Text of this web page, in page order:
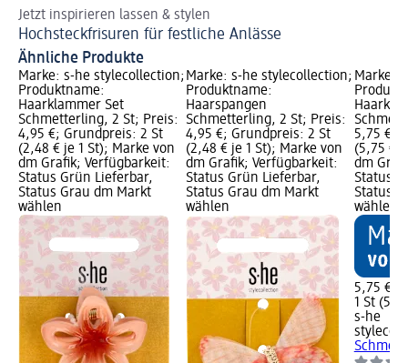
Jetzt inspirieren lassen & stylen
Hochsteckfrisuren für festliche Anlässe
Ähnliche Produkte
Marke: s-he stylecollection;
Produktname:
Haarklammer Set
Schmetterling, 2 St; Preis:
4,95 €; Grundpreis: 2 St
(2,48 € je 1 St); Marke von
dm Grafik; Verfügbarkeit:
Status Grün Lieferbar,
Status Grau dm Markt
wählen
Marke: s-he stylecollection;
Produktname:
Haarspangen
Schmetterling, 2 St; Preis:
4,95 €; Grundpreis: 2 St
(2,48 € je 1 St); Marke von
dm Grafik; Verfügbarkeit:
Status Grün Lieferbar,
Status Grau dm Markt
wählen
Marke:
5,75 €;
(5,75 €
dm
Status
Status
wählen
5,75 €
1 St
s-he